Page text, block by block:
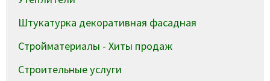
Штукатурка декоративная фасадная
Стройматериалы - Хиты продаж
Строительные услуги